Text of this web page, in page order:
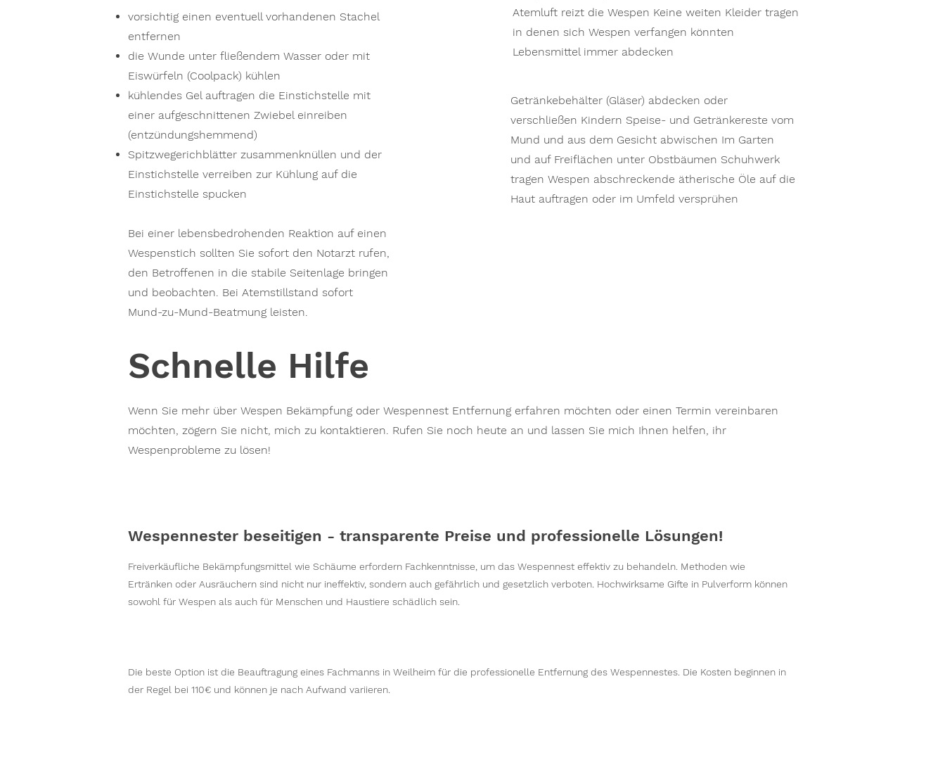
vorsichtig einen eventuell vorhandenen Stachel
entfernen
die Wunde unter fließendem Wasser oder mit
Eiswürfeln (Coolpack) kühlen
kühlendes Gel auftragen die Einstichstelle mit
einer aufgeschnittenen Zwiebel einreiben
(entzündungshemmend)
Spitzwegerichblätter zusammenknüllen und der
Einstichstelle verreiben zur Kühlung auf die
Einstichstelle spucken
Bei einer lebensbedrohenden Reaktion auf einen
Wespenstich sollten Sie sofort den Notarzt rufen,
den Betroffenen in die stabile Seitenlage bringen
und beobachten. Bei Atemstillstand sofort
Mund-zu-Mund-Beatmung leisten.
Atemluft reizt die Wespen Keine weiten Kleider tragen
in denen sich Wespen verfangen könnten
Lebensmittel immer abdecken
Getränkebehälter (Gläser) abdecken oder
verschließen Kindern Speise- und Getränkereste vom
Mund und aus dem Gesicht abwischen Im Garten
und auf Freiflächen unter Obstbäumen Schuhwerk
tragen Wespen abschreckende ätherische Öle auf die
Haut auftragen oder im Umfeld versprühen
Schnelle Hilfe
Wenn Sie mehr über Wespen Bekämpfung oder Wespennest Entfernung erfahren möchten oder einen Termin vereinbaren
möchten, zögern Sie nicht, mich zu kontaktieren. Rufen Sie noch heute an und lassen Sie mich Ihnen helfen, ihr
Wespenprobleme zu lösen!
Wespennester beseitigen - transparente Preise und professionelle Lösungen!
Freiverkäufliche Bekämpfungsmittel wie Schäume erfordern Fachkenntnisse, um das Wespennest effektiv zu behandeln. Methoden wie
Ertränken oder Ausräuchern sind nicht nur ineffektiv, sondern auch gefährlich und gesetzlich verboten. Hochwirksame Gifte in Pulverform können
sowohl für Wespen als auch für Menschen und Haustiere schädlich sein.
Die beste Option ist die Beauftragung eines Fachmanns in Weilheim für die professionelle Entfernung des Wespennestes. Die Kosten beginnen in
der Regel bei 110€ und können je nach Aufwand variieren.